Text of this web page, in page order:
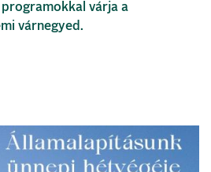
várja a
várnegyed.